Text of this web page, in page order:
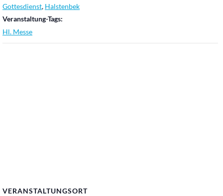
Gottesdienst, Halstenbek
Veranstaltung-Tags:
Hl. Messe
VERANSTALTUNGSORT